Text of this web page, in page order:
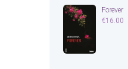
Forever
€16.00